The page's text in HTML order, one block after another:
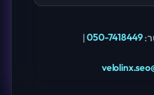
050-7418449
|